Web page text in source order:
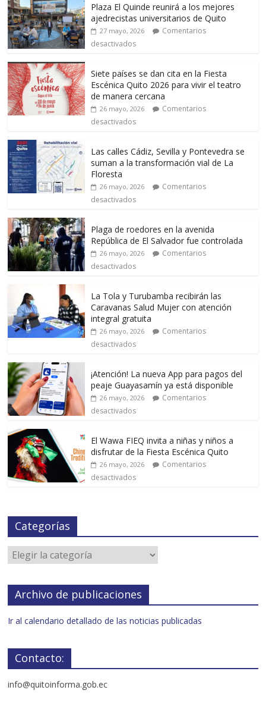
Plaza El Quinde reunirá a los mejores
ajedrecistas universitarios de Quito
27 mayo, 2026
Comentarios
desactivados
Siete países se dan cita en la Fiesta
Escénica Quito 2026 para vivir el teatro
de manera cercana
26 mayo, 2026
Comentarios
desactivados
Las calles Cádiz, Sevilla y Pontevedra se
suman a la transformación vial de La
Floresta
26 mayo, 2026
Comentarios
desactivados
Plaga de roedores en la avenida
República de El Salvador fue controlada
26 mayo, 2026
Comentarios
desactivados
La Tola y Turubamba recibirán las
Caravanas Salud Mujer con atención
integral gratuita
26 mayo, 2026
Comentarios
desactivados
¡Atención! La nueva App para pagos del
peaje Guayasamín ya está disponible
26 mayo, 2026
Comentarios
desactivados
El Wawa FIEQ invita a niñas y niños a
disfrutar de la Fiesta Escénica Quito
26 mayo, 2026
Comentarios
desactivados
Categorías
Archivo de publicaciones
Ir al calendario detallado de las noticias publicadas
Contacto:
info@quitoinforma.gob.ec